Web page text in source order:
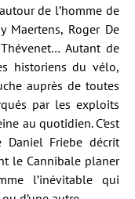
de l’homme de
Maertens, Roger De
Autant de
historiens du vélo,
auprès de toutes
par les exploits
au quotidien. C’est
Daniel Friebe décrit
le Cannibale planer
l’inévitable qui